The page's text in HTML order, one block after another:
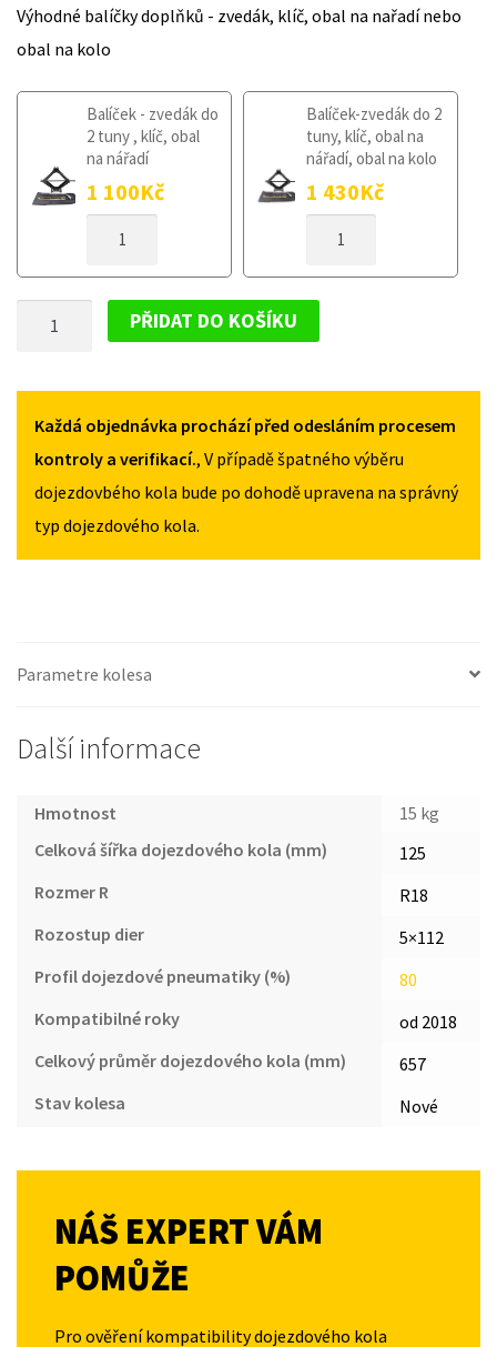
Výhodné balíčky doplňků - zvedák, klíč, obal na nařadí nebo
obal na kolo
Balíček - zvedák do
2 tuny , klíč, obal
na nářadí
1 100Kč
KOLO
125/80R18
Balíček-zvedák do 2
tuny, klíč, obal na
nářadí, obal na kolo
1 430Kč
KOLO
125/80R18
MNOŽSTVÍ
KOLO
KOLESO
BMW
OD
2018
125/80R18
PŘIDAT DO KOŠÍKU
Každá objednávka prochází před odesláním procesem
kontroly a verifikací., V případě špatného výběru
dojezdovbého kola bude po dohodě upravena na správný
typ dojezdového kola.
Parametre kolesa
Další informace
Hmotnost
15 kg
Celková šířka dojezdového kola (mm)
125
Rozmer R
R18
Rozostup dier
5×112
Profil dojezdové pneumatiky (%)
80
Kompatibilné roky
od 2018
Celkový průměr dojezdového kola (mm)
657
Stav kolesa
Nové
NÁŠ EXPERT VÁM
POMŮŽE
Pro ověření kompatibility dojezdového kola